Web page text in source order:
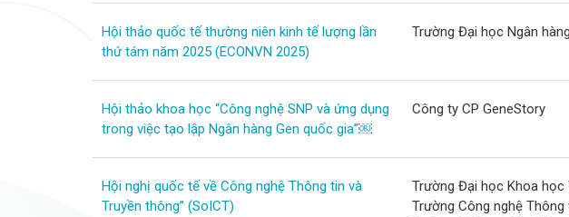
Hội thảo quốc tế thường niên kinh tế lượng lần
thứ tám năm 2025 (ECONVN 2025)
Trường Đại học Ngân
Hội thảo khoa học “Công nghệ SNP và ứng dụng
trong việc tạo lập Ngân hàng Gen quốc gia”￼
Công ty CP GeneStory
Hội nghị quốc tế về Công nghệ Thông tin và
Truyền thông” (SoICT)
Trường Đại học Khoa học
Trường Công nghệ